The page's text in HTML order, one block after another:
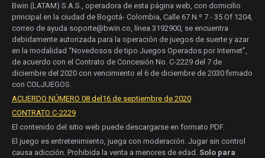
Bwin (LATAM) S.A.S., operadora de esta página web, con domicilio
principal en la ciudad de Bogotá- Colombia, Calle 67 N.º 7 - 35 Of 1204,
correo de ayuda soporte@bwin.co, línea 3192900, se encuentra
debidamente autorizada para la operación de juegos de suerte y azar
en la modalidad “Novedosos de tipo Juegos Operados por Internet”,
de acuerdo con el Contrato de Concesión No. C-2229 del 7 de
diciembre del 2020 con vencimiento el 6 de diciembre de 2030 firmado
con COLJUEGOS.
ACUERDO NÚMERO 08 del16 de septiembre de 2020
CONTRATO C-2229
El contenido del sitio web puede descargarse en formato PDF.
El juego es entretenimiento, juega con moderación. Jugar sin control
causa adicción. Prohibida la venta a menores de edad. Solo para